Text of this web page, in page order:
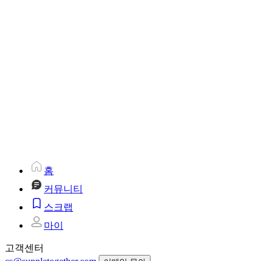
홈
커뮤니티
스크랩
마이
고객센터